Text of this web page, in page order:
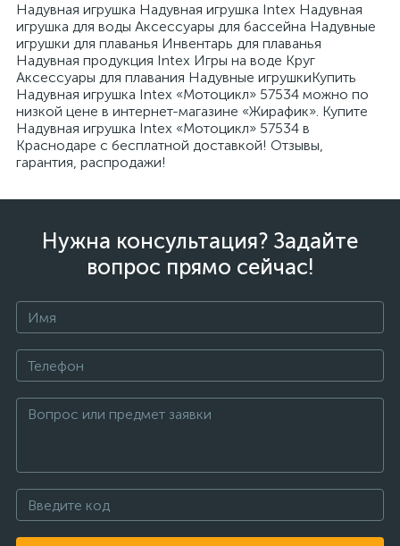
Надувная игрушка Надувная игрушка Intex Надувная
игрушка для воды Аксессуары для бассейна Надувные
игрушки для плаванья Инвентарь для плаванья
Надувная продукция Intex Игры на воде Круг
Аксессуары для плавания Надувные игрушкиКупить
Надувная игрушка Intex «Мотоцикл» 57534 можно по
низкой цене в интернет-магазине «Жирафик». Купите
Надувная игрушка Intex «Мотоцикл» 57534 в
Краснодаре с бесплатной доставкой! Отзывы,
гарантия, распродажи!
Нужна консультация? Задайте
вопрос прямо сейчас!